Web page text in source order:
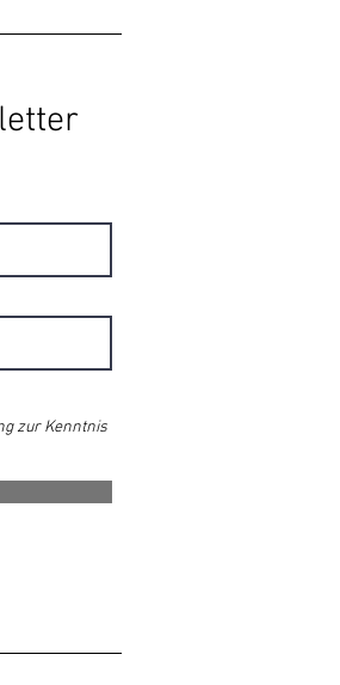
zur Kenntnis